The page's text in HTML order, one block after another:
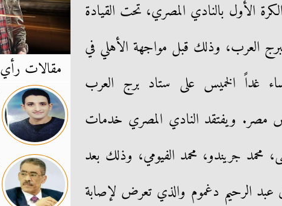
الأول بالنادي المصري، تحت القيادة
ببرج العرب، وذلك قبل مواجهة الأهلي في
غداً الخميس على ستاد برج العرب
مصر. ويفتقد النادي المصري خدمات
جريندو، محمد الفيومي، وذلك بعد
عبد الرحيم دغموم والذي تعرض لإصابة
مقالات رأي